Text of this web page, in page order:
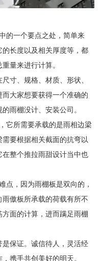
的一个要点之处，简单来
长度以及相关厚度等，都
量来进行计算。
寸、规格、材质、形状、
大家想要获得一个准确的
雨棚没计、安装公司。
它所需要承载的是雨相边梁
要根据相关截面的抗弯以
整个推拉雨甜设计当中也
点，因为雨棚板是双向的，
傲板所承载的荷载有所不
面的计算，进而蹒足雨棚
保证。诚信待人，灵活经
携手共创美好的明天。